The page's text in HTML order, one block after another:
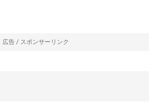
広告 / スポンサーリンク